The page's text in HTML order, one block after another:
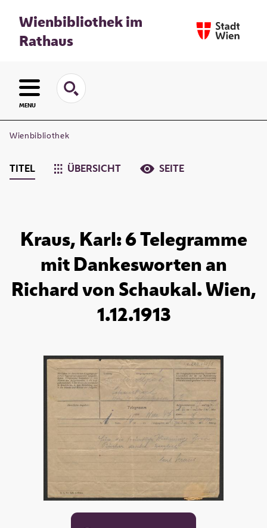
Wienbibliothek im
Rathaus
MENU
Wienbibliothek
TITEL ÜBERSICHT SEITE
Kraus, Karl: 6 Telegramme
mit Dankesworten an
Richard von Schaukal. Wien,
1.12.1913